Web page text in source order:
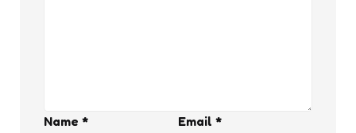
Name * Email *